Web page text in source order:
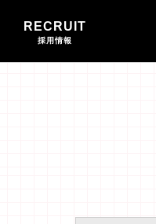
RECRUIT
採用情報